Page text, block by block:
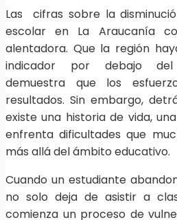
Las cifras sobre la
escolar en La Araucanía
alentadora. Que la región
indicador por debajo del
demuestra que los
resultados. Sin embargo,
existe una historia de vida,
enfrenta dificultades que
más allá del ámbito educativo.
Cuando un estudiante
no solo deja de asistir a
comienza un proceso de